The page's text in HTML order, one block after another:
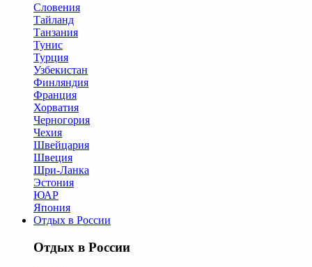
Словения
Тайланд
Танзания
Тунис
Турция
Узбекистан
Финляндия
Франция
Хорватия
Черногория
Чехия
Швейцария
Швеция
Шри-Ланка
Эстония
ЮАР
Япония
Отдых в России
Отдых в России